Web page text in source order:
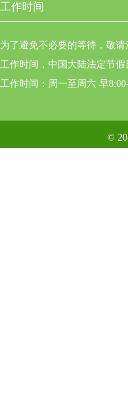
工作时间
为了避免不必要的等待，敬
工作时间，中国大陆法定节假
工作时间：周一至周六 早
©